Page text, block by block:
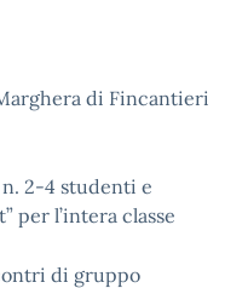
di Fincantieri
n. 2-4 studenti e
per l’intera classe
di gruppo